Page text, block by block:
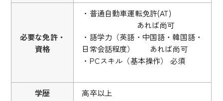
必要な免許・
資格
・普通自動車運転免許(AT)
あれば尚可
・語学力（英語・中国語・韓国語・
日常会話程度） あれば尚可
・PCスキル（基本操作） 必須
学歴
高卒以上